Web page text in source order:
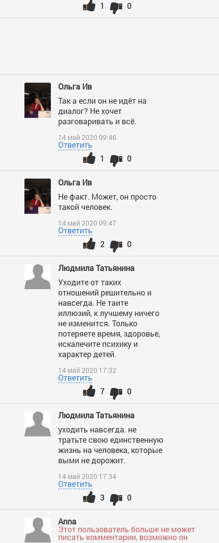
0
1
Ольга Ив
Так а если он не идёт на
диалог? Не хочет
разговаривать и всё.
14 май 2020 09:46
Ответить
0
1
Ольга Ив
Не факт. Может, он просто
такой человек.
14 май 2020 09:47
Ответить
0
2
Людмила Татьянина
Уходите от таких
отношений решительно и
навсегда. Не таите
иллюзий, к лучшему ничего
не изменится. Только
потеряете время, здоровье,
искалечите психику и
характер детей.
14 май 2020 17:32
Ответить
0
7
Людмила Татьянина
уходить навсегда. не
тратьте свою единственную
жизнь на человека, которые
выми не дорожит.
14 май 2020 17:34
Ответить
0
3
Anna
Этот пользователь больше не может
писать комментарии, возможно он